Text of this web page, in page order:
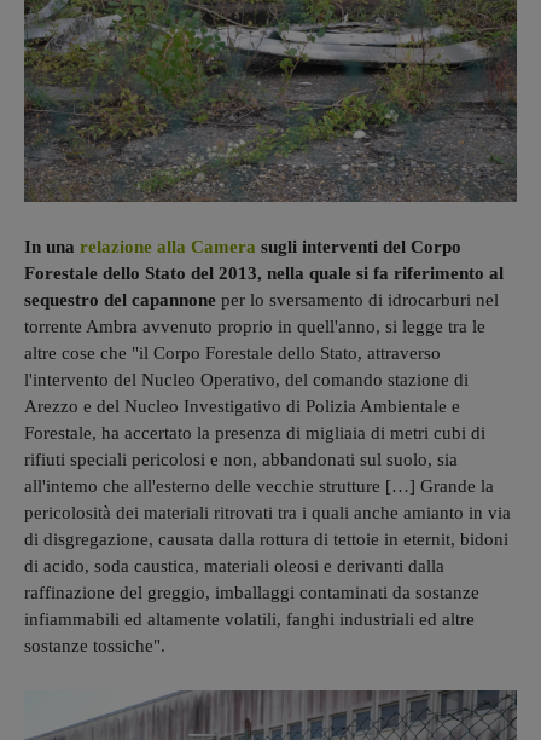
In una relazione alla Camera sugli interventi del Corpo
Forestale dello Stato del 2013, nella quale si fa riferimento al
sequestro del capannone per lo sversamento di idrocarburi nel
torrente Ambra avvenuto proprio in quell'anno, si legge tra le
altre cose che "il Corpo Forestale dello Stato, attraverso
l'intervento del Nucleo Operativo, del comando stazione di
Arezzo e del Nucleo Investigativo di Polizia Ambientale e
Forestale, ha accertato la presenza di migliaia di metri cubi di
rifiuti speciali pericolosi e non, abbandonati sul suolo, sia
all'intemo che all'esterno delle vecchie strutture […] Grande la
pericolosità dei materiali ritrovati tra i quali anche amianto in via
di disgregazione, causata dalla rottura di tettoie in eternit, bidoni
di acido, soda caustica, materiali oleosi e derivanti dalla
raffinazione del greggio, imballaggi contaminati da sostanze
infiammabili ed altamente volatili, fanghi industriali ed altre
sostanze tossiche".